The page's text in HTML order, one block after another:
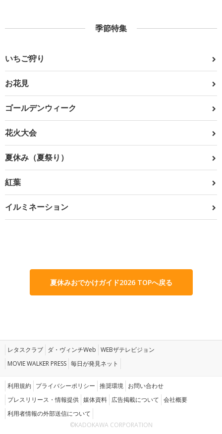
季節特集
いちご狩り
お花見
ゴールデンウィーク
花火大会
夏休み（夏祭り）
紅葉
イルミネーション
夏休みおでかけガイド2026 TOPへ戻る
レタスクラブ ダ・ヴィンチWeb WEBザテレビジョン
MOVIE WALKER PRESS 毎日が発見ネット
利用規約 プライバシーポリシー 推奨環境 お問い合わせ
プレスリリース・情報提供 媒体資料 広告掲載について 会社概要
利用者情報の外部送信について
©KADOKAWA CORPORATION